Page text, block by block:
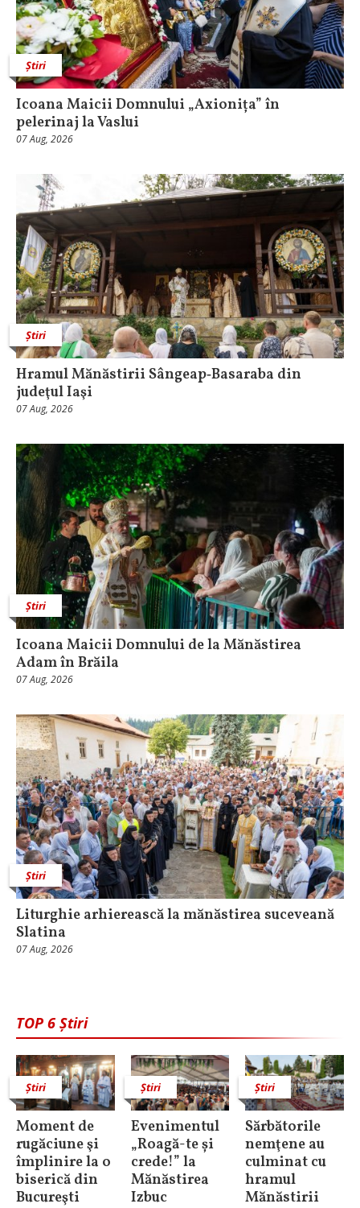
Știri
Icoana Maicii Domnului „Axionița” în
pelerinaj la Vaslui
07 Aug, 2026
Știri
Hramul Mănăstirii Sângeap‑Basaraba din
judeţul Iaşi
07 Aug, 2026
Știri
Icoana Maicii Domnului de la Mănăstirea
Adam în Brăila
07 Aug, 2026
Știri
Liturghie arhierească la mănăstirea suceveană
Slatina
07 Aug, 2026
TOP 6 Știri
Știri
Moment de
rugăciune şi
împlinire la o
biserică din
Bucureşti
Știri
Evenimentul
„Roagă-te și
crede!” la
Mănăstirea
Izbuc
Știri
Sărbătorile
nemţene au
culminat cu
hramul
Mănăstirii